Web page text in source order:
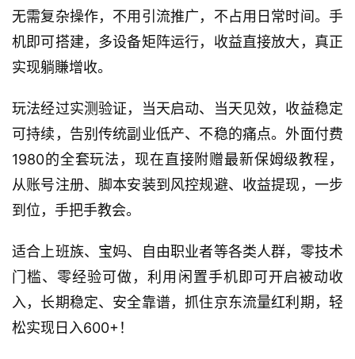
无需复杂操作，不用引流推广，不占用日常时间。手
机即可搭建，多设备矩阵运行，收益直接放大，真正
实现躺賺增收。
玩法经过实测验证，当天启动、当天见效，收益稳定
可持续，告别传统副业低产、不稳的痛点。外面付费
1980的全套玩法，现在直接附赠最新保姆级教程，
从账号注册、脚本安装到风控规避、收益提现，一步
到位，手把手教会。
适合上班族、宝妈、自由职业者等各类人群，零技术
门槛、零经验可做，利用闲置手机即可开启被动收
入，长期稳定、安全靠谱，抓住京东流量红利期，轻
松实现日入600+！